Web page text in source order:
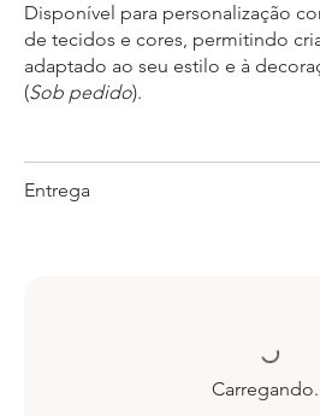
Disponível para personalização
de tecidos e cores, permitindo
adaptado ao seu estilo e à
(Sob pedido).
Entrega